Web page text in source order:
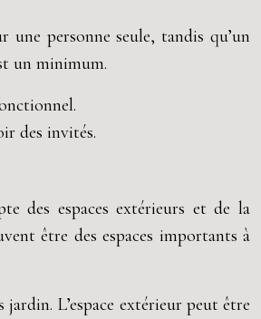
personne seule, tandis qu’un
un minimum.
des invités.
des espaces extérieurs et de la
être des espaces importants à
L’espace extérieur peut être